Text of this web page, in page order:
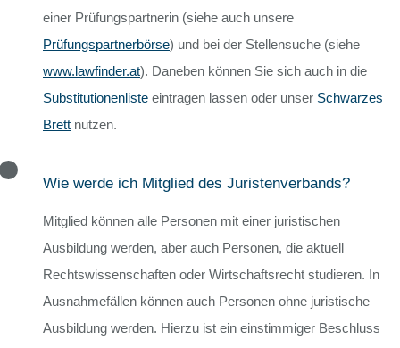
einer Prüfungspartnerin (siehe auch unsere
Prüfungspartnerbörse) und bei der Stellensuche (siehe
www.lawfinder.at). Daneben können Sie sich auch in die
Substitutionenliste eintragen lassen oder unser Schwarzes
Brett nutzen.
Wie werde ich Mitglied des Juristenverbands?
Mitglied können alle Personen mit einer juristischen
Ausbildung werden, aber auch Personen, die aktuell
Rechtswissenschaften oder Wirtschaftsrecht studieren. In
Ausnahmefällen können auch Personen ohne juristische
Ausbildung werden. Hierzu ist ein einstimmiger Beschluss